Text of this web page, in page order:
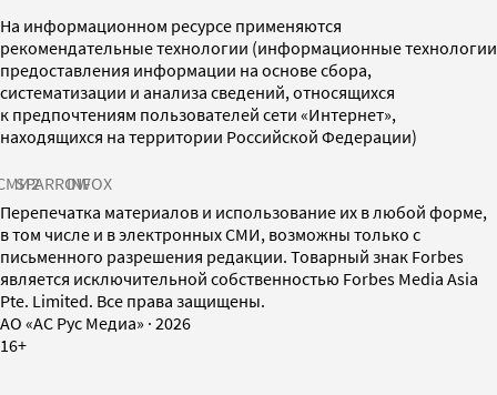
На информационном ресурсе применяются
рекомендательные технологии (информационные технологии
предоставления информации на основе сбора,
систематизации и анализа сведений, относящихся
к предпочтениям пользователей сети «Интернет»,
находящихся на территории Российской Федерации)
SPARROWINFOX
Перепечатка материалов и использование их в любой форме,
в том числе и в электронных СМИ, возможны только с
письменного разрешения редакции. Товарный знак Forbes
является исключительной собственностью Forbes Media Asia
Pte. Limited. Все права защищены.
AO «АС Рус Медиа» · 2026
16+